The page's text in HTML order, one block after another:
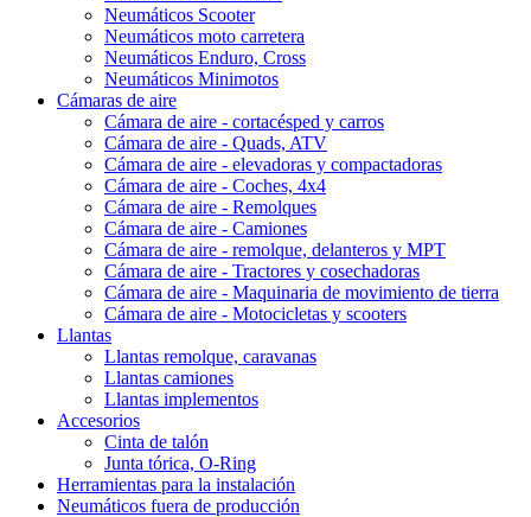
Neumáticos Scooter
Neumáticos moto carretera
Neumáticos Enduro, Cross
Neumáticos Minimotos
Cámaras de aire
Cámara de aire - cortacésped y carros
Cámara de aire - Quads, ATV
Cámara de aire - elevadoras y compactadoras
Cámara de aire - Coches, 4x4
Cámara de aire - Remolques
Cámara de aire - Camiones
Cámara de aire - remolque, delanteros y MPT
Cámara de aire - Tractores y cosechadoras
Cámara de aire - Maquinaria de movimiento de tierra
Cámara de aire - Motocicletas y scooters
Llantas
Llantas remolque, caravanas
Llantas camiones
Llantas implementos
Accesorios
Cinta de talón
Junta tórica, O-Ring
Herramientas para la instalación
Neumáticos fuera de producción